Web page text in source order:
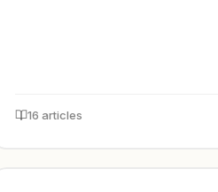
16 articles